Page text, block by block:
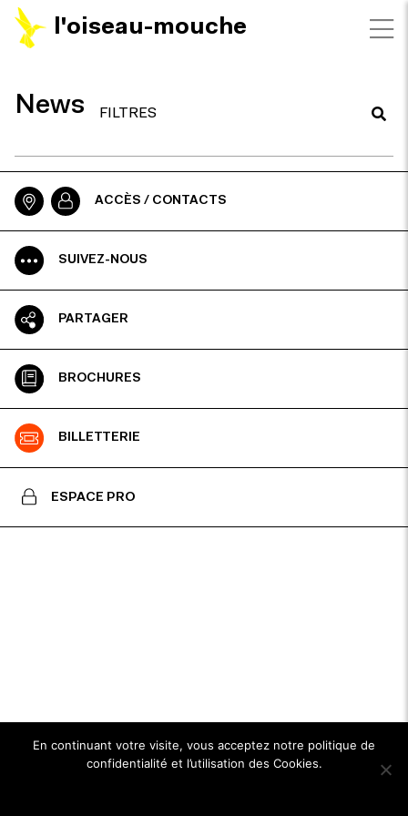
l'oiseau-mouche
News FILTRES
ACCÈS / CONTACTS
SUIVEZ-NOUS
PARTAGER
BROCHURES
BILLETTERIE
ESPACE PRO
En continuant votre visite, vous acceptez notre politique de
confidentialité et l’utilisation des Cookies.